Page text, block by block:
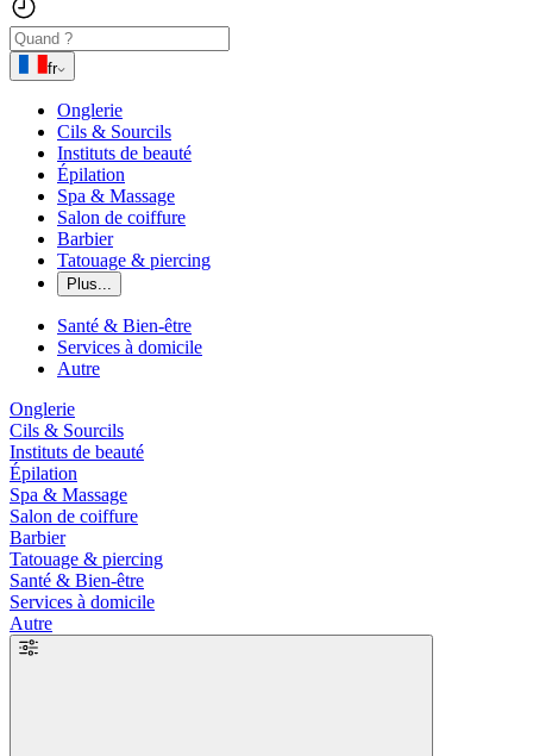
fr
Onglerie
Cils & Sourcils
Instituts de beauté
Épilation
Spa & Massage
Salon de coiffure
Barbier
Tatouage & piercing
Plus...
Santé & Bien-être
Services à domicile
Autre
Onglerie
Cils & Sourcils
Instituts de beauté
Épilation
Spa & Massage
Salon de coiffure
Barbier
Tatouage & piercing
Santé & Bien-être
Services à domicile
Autre